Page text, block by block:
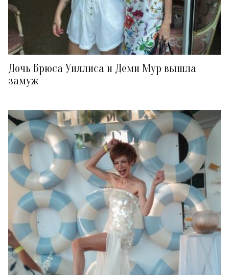
Дочь Брюса Уиллиса и Деми Мур вышла
замуж